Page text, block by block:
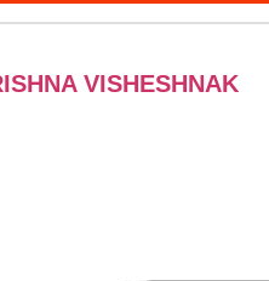
VISHESHNAK